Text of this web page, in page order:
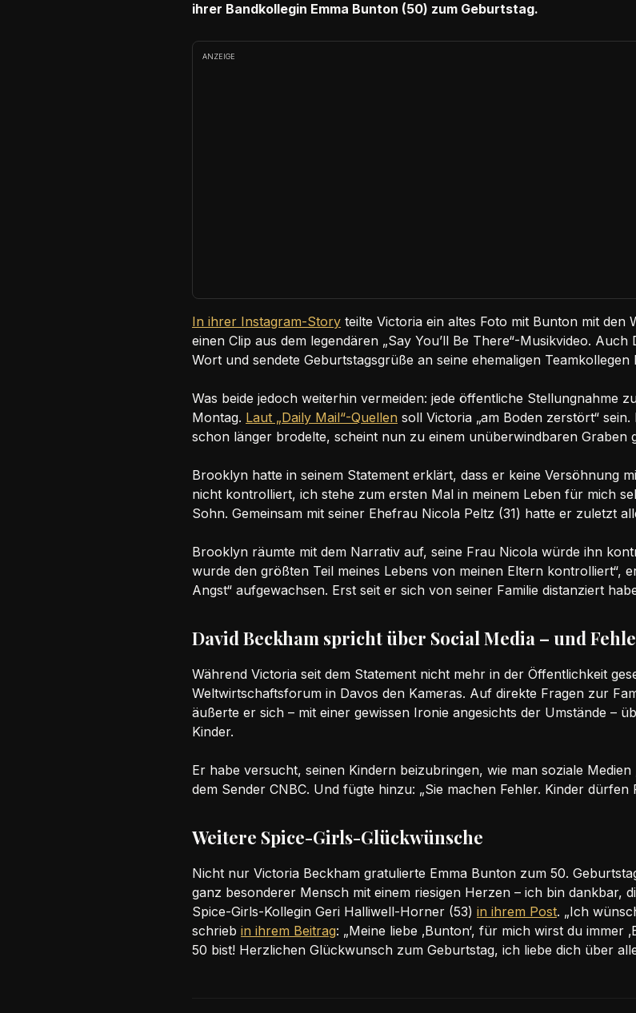
ihrer Bandkollegin Emma Bunton (50) zum Geburtstag.
ANZEIGE
In ihrer Instagram-Story teilte Victoria ein altes Foto mit Bunton mit den
einen Clip aus dem legendären „Say You’ll Be There“-Musikvideo.
Wort und sendete Geburtstagsgrüße an seine ehemaligen
Was beide jedoch weiterhin vermeiden: jede öffentliche Stellungnahme
Montag. Laut „Daily Mail“-Quellen soll Victoria „am Boden zerstört“
schon länger brodelte, scheint nun zu einem unüberwindbaren Graben
Brooklyn hatte in seinem Statement erklärt, dass er keine Versöhnung
nicht kontrolliert, ich stehe zum ersten Mal in meinem Leben für mich
Sohn. Gemeinsam mit seiner Ehefrau Nicola Peltz (31) hatte er zuletzt
Brooklyn räumte mit dem Narrativ auf, seine Frau Nicola würde ihn
wurde den größten Teil meines Lebens von meinen Eltern kontrolliert“,
Angst“ aufgewachsen. Erst seit er sich von seiner Familie distanziert
David Beckham spricht über Social Media – und
Während Victoria seit dem Statement nicht mehr in der Öffentlichkeit
Weltwirtschaftsforum in Davos den Kameras. Auf direkte Fragen zur
äußerte er sich – mit einer gewissen Ironie angesichts der Umstände –
Kinder.
Er habe versucht, seinen Kindern beizubringen, wie man soziale
dem Sender CNBC. Und fügte hinzu: „Sie machen Fehler. Kinder dürfen
Weitere Spice-Girls-Glückwünsche
Nicht nur Victoria Beckham gratulierte Emma Bunton zum 50.
ganz besonderer Mensch mit einem riesigen Herzen – ich bin dankbar,
Spice-Girls-Kollegin Geri Halliwell-Horner (53) in ihrem Post. „Ich
schrieb in ihrem Beitrag: „Meine liebe ‚Bunton‘, für mich wirst du immer
50 bist! Herzlichen Glückwunsch zum Geburtstag, ich liebe dich über